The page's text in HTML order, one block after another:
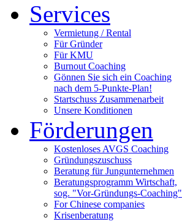
Services
Vermietung / Rental
Für Gründer
Für KMU
Burnout Coaching
Gönnen Sie sich ein Coaching
nach dem 5-Punkte-Plan!
Startschuss Zusammenarbeit
Unsere Konditionen
Förderungen
Kostenloses AVGS Coaching
Gründungszuschuss
Beratung für Jungunternehmen
Beratungsprogramm Wirtschaft,
sog. "Vor-Gründungs-Coaching"
For Chinese companies
Krisenberatung